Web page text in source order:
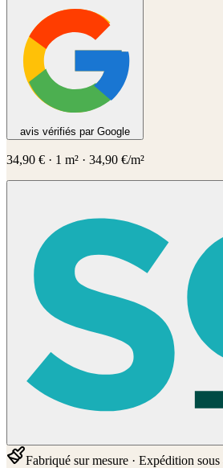
avis vérifiés par Google
34,90 € · 1 m² · 34,90 €/m²
Fabriqué sur mesure · Expédition